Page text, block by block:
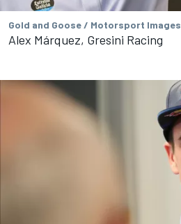
Gold and Goose / Motorsport Images
Alex Márquez, Gresini Racing